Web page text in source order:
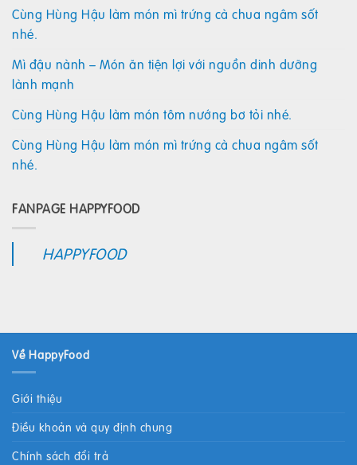
Cùng Hùng Hậu làm món mì trứng cà chua ngâm sốt
nhé.
Mì đậu nành – Món ăn tiện lợi với nguồn dinh dưỡng
lành mạnh
Cùng Hùng Hậu làm món tôm nướng bơ tỏi nhé.
Cùng Hùng Hậu làm món mì trứng cà chua ngâm sốt
nhé.
FANPAGE HAPPYFOOD
HAPPYFOOD
Về HappyFood
Giới thiệu
Điều khoản và quy định chung
Chính sách đổi trả